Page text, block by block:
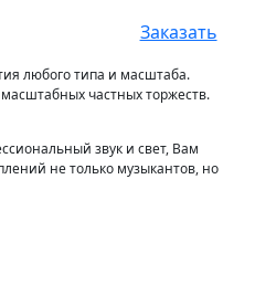
Заказать
любого типа и масштаба.
частных торжеств.
звук и свет, Вам
не только музыкантов, но